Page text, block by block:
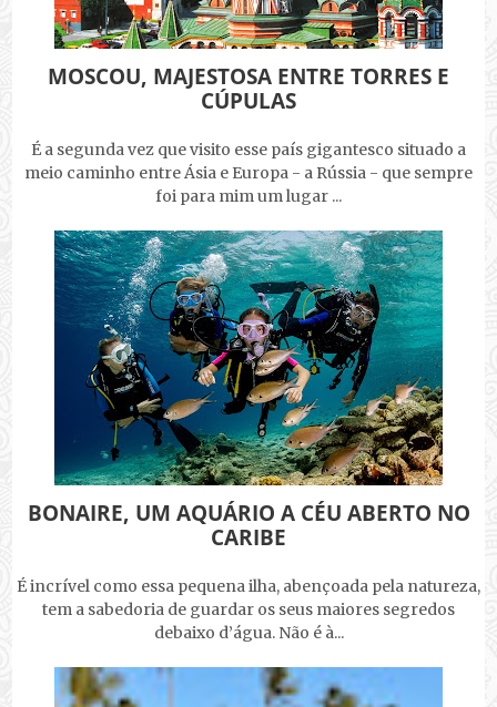
MOSCOU, MAJESTOSA ENTRE TORRES E
CÚPULAS
É a segunda vez que visito esse país gigantesco situado a
meio caminho entre Ásia e Europa - a Rússia - que sempre
foi para mim um lugar ...
BONAIRE, UM AQUÁRIO A CÉU ABERTO NO
CARIBE
É incrível como essa pequena ilha, abençoada pela natureza,
tem a sabedoria de guardar os seus maiores segredos
debaixo d’água. Não é à...